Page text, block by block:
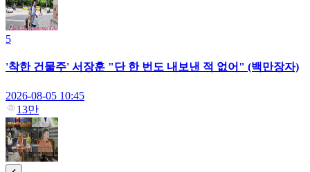
5
'착한 건물주' 서장훈 "단 한 번도 내보낸 적 없어" (백만장자)
2026-08-05 10:45
13만